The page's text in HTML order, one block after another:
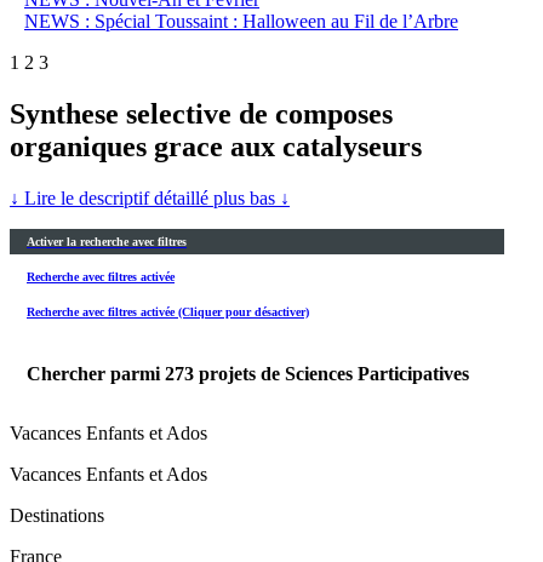
NEWS : Spécial Toussaint : Halloween au Fil de l’Arbre
1 2 3
Synthese selective de composes
organiques grace aux catalyseurs
↓ Lire le descriptif détaillé plus bas ↓
Activer la recherche avec filtres
Recherche avec filtres activée
Recherche avec filtres activée (Cliquer pour désactiver)
Chercher parmi 273 projets de Sciences Participatives
Vacances Enfants et Ados
Vacances Enfants et Ados
Destinations
France